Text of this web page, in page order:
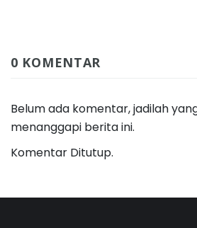
0 KOMENTAR
Belum ada komentar, jadilah
menanggapi berita ini.
Komentar Ditutup.